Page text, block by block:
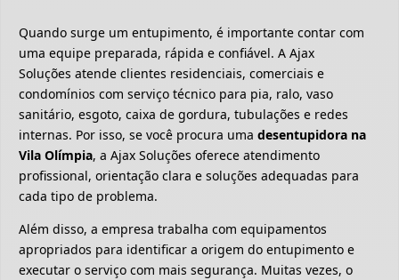
Quando surge um entupimento, é importante contar com
uma equipe preparada, rápida e confiável. A Ajax
Soluções atende clientes residenciais, comerciais e
condomínios com serviço técnico para pia, ralo, vaso
sanitário, esgoto, caixa de gordura, tubulações e redes
internas. Por isso, se você procura uma desentupidora na
Vila Olímpia, a Ajax Soluções oferece atendimento
profissional, orientação clara e soluções adequadas para
cada tipo de problema.
Além disso, a empresa trabalha com equipamentos
apropriados para identificar a origem do entupimento e
executar o serviço com mais segurança. Muitas vezes, o